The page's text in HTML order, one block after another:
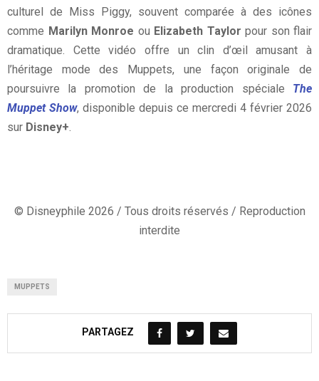
culturel de Miss Piggy, souvent comparée à des icônes
comme Marilyn Monroe ou Elizabeth Taylor pour son flair
dramatique. Cette vidéo offre un clin d’œil amusant à
l’héritage mode des Muppets, une façon originale de
poursuivre la promotion de la production spéciale The
Muppet Show, disponible depuis ce mercredi 4 février 2026
sur Disney+
© Disneyphile 2026 / Tous droits réservés / Reproduction
interdite
MUPPETS
PARTAGEZ